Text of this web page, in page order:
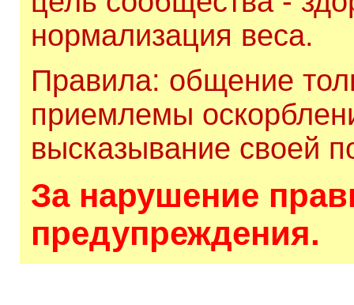
нормализация веса.
Правила: общение
приемлемы
высказывание своей
За нарушение
предупреждения.